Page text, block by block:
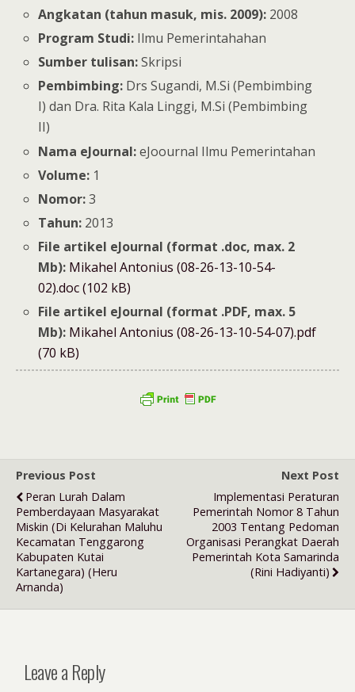
Angkatan (tahun masuk, mis. 2009): 2008
Program Studi: Ilmu Pemerintahahan
Sumber tulisan:Skripsi
Pembimbing: Drs Sugandi, M.Si (Pembimbing
I) dan Dra. Rita Kala Linggi, M.Si (Pembimbing
II)
Nama eJournal:eJoournal Ilmu Pemerintahan
Volume: 1
Nomor:3
Tahun: 2013
File artikel eJournal (format .doc, max. 2
Mb): Mikahel Antonius (08-26-13-10-54-
02).doc (102 kB)
File artikel eJournal (format .PDF, max. 5
Mb): Mikahel Antonius (08-26-13-10-54-07).pdf
(70 kB)
Previous Post
Peran Lurah Dalam
Pemberdayaan Masyarakat
Miskin (Di Kelurahan Maluhu
Kecamatan Tenggarong
Kabupaten Kutai
Kartanegara) (Heru
Arnanda)
Next Post
Implementasi Peraturan
Pemerintah Nomor 8 Tahun
2003 Tentang Pedoman
Organisasi Perangkat Daerah
Pemerintah Kota Samarinda
(Rini Hadiyanti)
Leave a Reply